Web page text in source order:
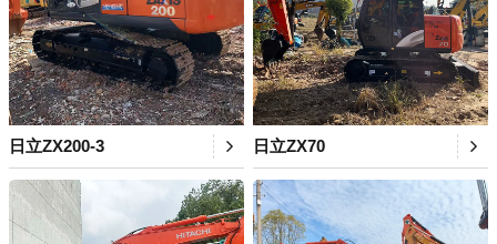
日立ZX200-3 日立ZX70